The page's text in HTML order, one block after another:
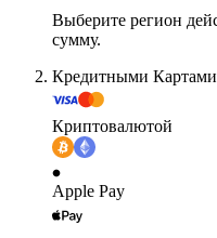
Выберите регион
сумму.
Кредитными Картами
Криптовалютой
Apple Pay